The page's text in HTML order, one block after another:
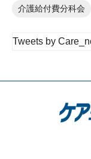
介護給付費分科会
Tweets by